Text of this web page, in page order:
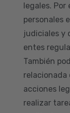
legales. Por
personales
judiciales y
entes
También
relacionada
acciones
realizar